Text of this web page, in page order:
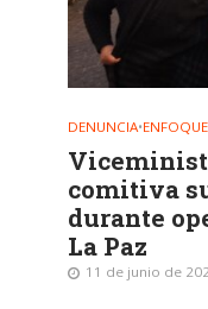
DENUNCIA•
comitiva
durante
La Paz
11 de junio de